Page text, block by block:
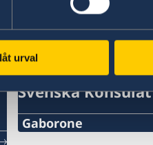
urval
Svenska Konsulat
Gaborone